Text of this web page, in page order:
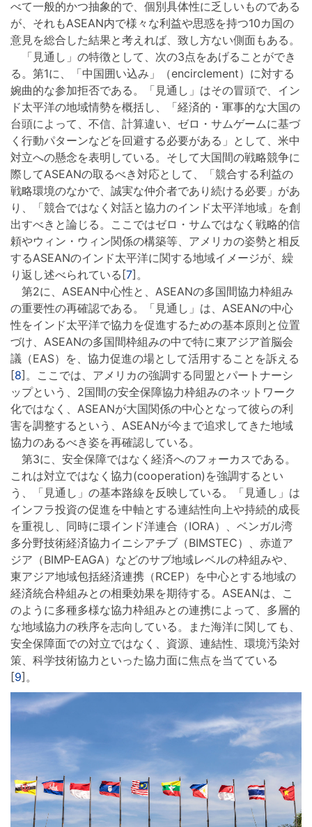
べて一般的かつ抽象的で、個別具体性に乏しいものである
が、それもASEAN内で様々な利益や思惑を持つ10カ国の
意見を総合した結果と考えれば、致し方ない側面もある。
「見通し」の特徴として、次の3点をあげることができ
る。第1に、「中国囲い込み」（encirclement）に対する
婉曲的な参加拒否である。「見通し」はその冒頭で、イン
ド太平洋の地域情勢を概括し、「経済的・軍事的な大国の
台頭によって、不信、計算違い、ゼロ・サムゲームに基づ
く行動パターンなどを回避する必要がある」として、米中
対立への懸念を表明している。そして大国間の戦略競争に
際してASEANの取るべき対応として、「競合する利益の
戦略環境のなかで、誠実な仲介者であり続ける必要」があ
り、「競合ではなく対話と協力のインド太平洋地域」を創
出すべきと論じる。ここではゼロ・サムではなく戦略的信
頼やウィン・ウィン関係の構築等、アメリカの姿勢と相反
するASEANのインド太平洋に関する地域イメージが、繰
り返し述べられている[7]。
第2に、ASEAN中心性と、ASEANの多国間協力枠組み
の重要性の再確認である。「見通し」は、ASEANの中心
性をインド太平洋で協力を促進するための基本原則と位置
づけ、ASEANの多国間枠組みの中で特に東アジア首脳会
議（EAS）を、協力促進の場として活用することを訴える
[8]。ここでは、アメリカの強調する同盟とパートナーシ
ップという、2国間の安全保障協力枠組みのネットワーク
化ではなく、ASEANが大国関係の中心となって彼らの利
害を調整するという、ASEANが今まで追求してきた地域
協力のあるべき姿を再確認している。
第3に、安全保障ではなく経済へのフォーカスである。
これは対立ではなく協力(cooperation)を強調するとい
う、「見通し」の基本路線を反映している。「見通し」は
インフラ投資の促進を中軸とする連結性向上や持続的成長
を重視し、同時に環インド洋連合（IORA）、ベンガル湾
多分野技術経済協力イニシアチブ（BIMSTEC）、赤道ア
ジア（BIMP-EAGA）などのサブ地域レベルの枠組みや、
東アジア地域包括経済連携（RCEP）を中心とする地域の
経済統合枠組みとの相乗効果を期待する。ASEANは、こ
のように多種多様な協力枠組みとの連携によって、多層的
な地域協力の秩序を志向している。また海洋に関しても、
安全保障面での対立ではなく、資源、連結性、環境汚染対
策、科学技術協力といった協力面に焦点を当てている
[9]。